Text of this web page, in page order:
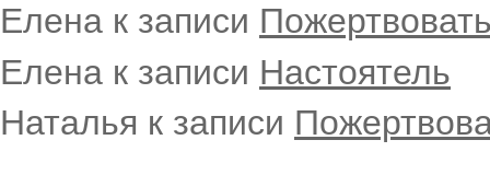
Елена к записи
Елена к записи Настоятель
Наталья к записи